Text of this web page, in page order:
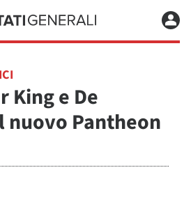
King e De
nuovo Pantheon